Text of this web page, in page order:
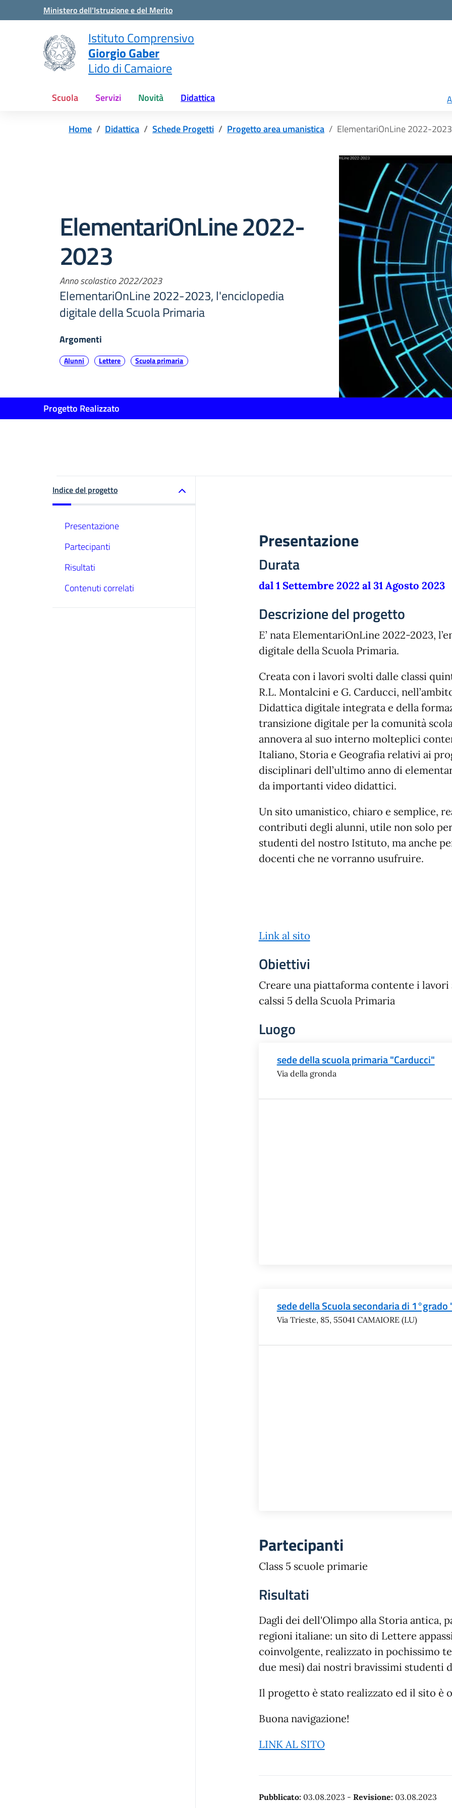
Vai ai contenuti
Vai al menu di navigazione
Ministero dell'Istruzione e del Merito
Istituto Comprensivo
Giorgio Gaber
Lido di Camaiore
Scuola Servizi Novità Didattica
Home Didattica Schede Progetti Progetto area umanistica ElementariOnLine 2022-2023
ElementariOnLine 2022-
2023
Anno scolastico 2022/2023
ElementariOnLine 2022-2023, l'enciclopedia
digitale della Scuola Primaria
Argomenti
Alunni Lettere Scuola primaria
Progetto Realizzato
Indice del progetto
Presentazione
Partecipanti
Risultati
Contenuti correlati
Presentazione
Durata
dal 1 Settembre 2022 al 31 Agosto 2023
Descrizione del progetto
E’ nata ElementariOnLine 2022-2023,
digitale della Scuola Primaria.
Creata con i lavori svolti dalle classi
R.L. Montalcini e G. Carducci,
Didattica digitale integrata e della
transizione digitale per la comunità
annovera al suo interno molteplici
Italiano, Storia e Geografia relativi ai
disciplinari dell’ultimo anno di
da importanti video didattici.
Un sito umanistico, chiaro e semplice,
contributi degli alunni, utile non solo
studenti del nostro Istituto, ma anche
docenti che ne vorranno usufruire.
Link al sito
Obiettivi
Creare una piattaforma contente i
calssi 5 della Scuola Primaria
Luogo
sede della scuola primaria "Carducci"
Via della gronda
sede della Scuola secondaria di 1°grado
Via Trieste, 85, 55041 CAMAIORE (LU)
Partecipanti
Class 5 scuole primarie
Risultati
Dagli dei dell'Olimpo alla Storia antica,
regioni italiane: un sito di Lettere
coinvolgente, realizzato in pochissimo
due mesi) dai nostri bravissimi studenti
Il progetto è stato realizzato ed il sito è
Buona navigazione!
LINK AL SITO
Pubblicato: 03.08.2023 - Revisione: 03.08.2023